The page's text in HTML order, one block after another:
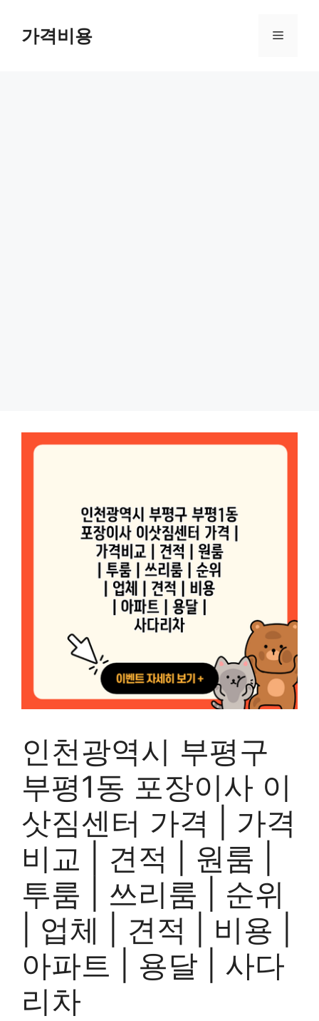
가격비용 메
인천광역시 부평구
부평1동 포장이사 이
삿짐센터 가격 | 가격
비교 | 견적 | 원룸 |
투룸 | 쓰리룸 | 순위
| 업체 | 견적 | 비용 |
아파트 | 용달 | 사다
리차